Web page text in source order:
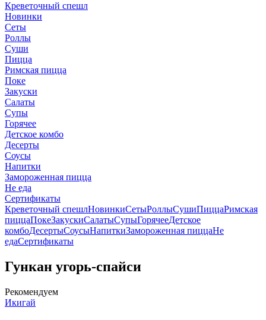
Креветочный спешл
Новинки
Сеты
Роллы
Суши
Пицца
Римская пицца
Поке
Закуски
Салаты
Супы
Горячее
Детское комбо
Десерты
Соусы
Напитки
Замороженная пицца
Не еда
Сертификаты
Креветочный спешлНовинкиСетыРоллыСушиПиццаРимская
пиццаПокеЗакускиСалатыСупыГорячееДетское
комбоДесертыСоусыНапиткиЗамороженная пиццаНе
едаСертификаты
Гункан угорь-спайси
Рекомендуем
Икигай